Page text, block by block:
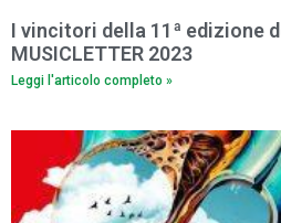
I vincitori della 11ª edizione
MUSICLETTER 2023
Leggi l'articolo completo »